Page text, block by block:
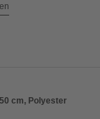
cm, Polyester